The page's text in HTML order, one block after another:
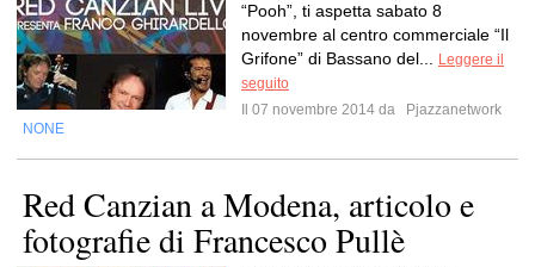
“Pooh”, ti aspetta sabato 8
novembre al centro commerciale “Il
Grifone” di Bassano del...
Leggere il
seguito
Il 07 novembre 2014 da
Pjazzanetwork
NONE
Red Canzian a Modena, articolo e
fotografie di Francesco Pullè